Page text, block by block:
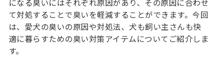
になる臭いにはそれぞれ原因があり、その原因に合わせ
て対処することで臭いを軽減することができます。今回
は、愛犬の臭いの原因や対処法、犬も飼い主さんも快
適に暮らすための臭い対策アイテムについてご紹介しま
す。